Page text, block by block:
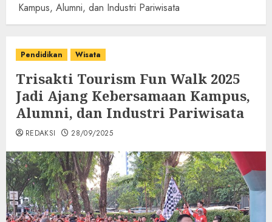
Kampus, Alumni, dan Industri Pariwisata
Pendidikan Wisata
Trisakti Tourism Fun Walk 2025
Jadi Ajang Kebersamaan Kampus,
Alumni, dan Industri Pariwisata
REDAKSI 28/09/2025